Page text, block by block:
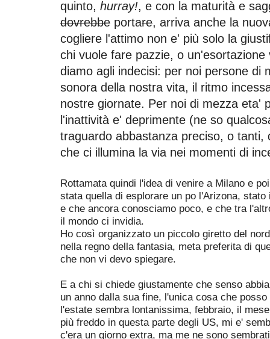
quinto, hurray!, e con la maturità e
dovrebbe portare, arriva anche la
cogliere l'attimo non e' più solo la
chi vuole fare pazzie, o
diamo agli indecisi: per noi persone di
sonora della nostra vita, il ritmo
nostre giornate. Per noi di mezza eta'
l'inattività e' deprimente (ne so
traguardo abbastanza preciso, o tanti,
che ci illumina la via nei momenti di
Rottamata quindi l'idea di venire a Milano e
stata quella di esplorare un po l'Arizona,
e che ancora conosciamo poco, e che tra
il mondo ci invidia.
Ho così organizzato un piccolo giretto del
nella regno della fantasia, meta preferita di
che non vi devo spiegare.
E a chi si chiede giustamente che senso
un anno dalla sua fine, l'unica cosa che
l'estate sembra lontanissima, febbraio, il
più freddo in questa parte degli US, mi e'
c'era un giorno extra, ma me ne sono